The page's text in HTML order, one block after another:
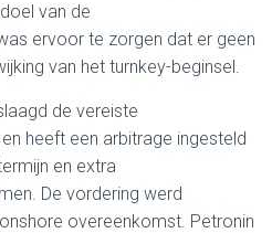
van de
ervoor te zorgen dat er geen
van het turnkey-beginsel.
de vereiste
heeft een arbitrage ingesteld
en extra
De vordering werd
overeenkomst. Petronin